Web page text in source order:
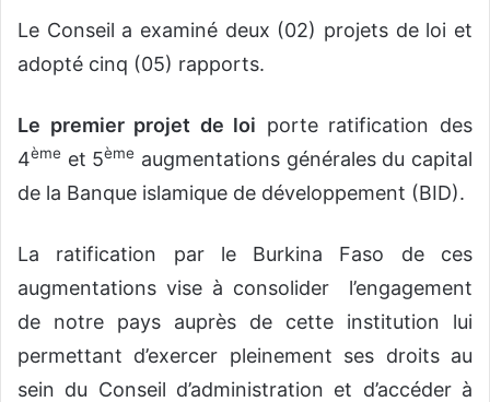
Le Conseil a examiné deux (02) projets de loi et
adopté cinq (05) rapports.
Le premier projet de loi porte ratification des
4ème et 5ème augmentations générales du capital
de la Banque islamique de développement (BID).
La ratification par le Burkina Faso de ces
augmentations vise à consolider l’engagement
de notre pays auprès de cette institution lui
permettant d’exercer pleinement ses droits au
sein du Conseil d’administration et d’accéder à